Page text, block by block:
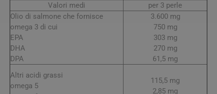
Valori medi
per 3 perle
Olio di salmone che fornisce
omega 3 di cui
EPA
DHA
DPA
3.600 mg
750 mg
303 mg
270 mg
61,5 mg
Altri acidi grassi
omega 5
115,5 mg
2,85 mg